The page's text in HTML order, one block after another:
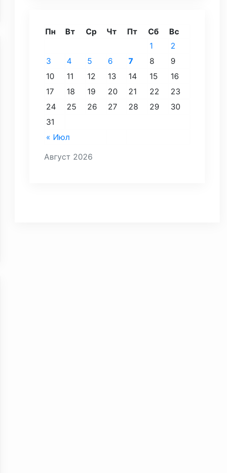
Август 2026
Пн Вт Ср Чт Пт Сб Вс
« Июл
1
2
3
4 5 6 7 8
9
10
11 12 13 14 15
16
17
18 19 20 21 22
23
24
25 26 27 28 29
30
31